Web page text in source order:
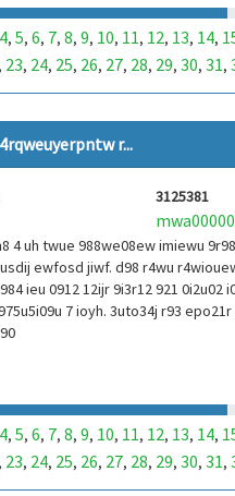
4, 5, 6, 7, 8, 9, 10, 11, 12, 13, 14,
, 23, 24, 25, 26, 27, 28, 29, 30, 31,
40,41,42,43,44,45,46,47,48,
,102,103,104,105,106,107,
,114,115,116,
,126,127,128,129,130,131,
141,142,143
153,154,155,
161,162,163,164,165 ,166,167,
,174,175,176,177,178,179 ,
,186, 187,188,189 ,190,191,
,234,235,236,237,238,239,
245, 246, 247,248,249,250 ,251,
, 258,259,260,261,262,263 ,
r...
3125381
4 uh twue 988we08ew imiewu
ewfosd jiwf. d98 r4wu
ieu 0912 12ijr 9i3r12 921 0i2u02
7 ioyh. 3uto34j r93 epo21r
4, 5, 6, 7, 8, 9, 10, 11, 12, 13, 14,
, 23, 24, 25, 26, 27, 28, 29, 30, 31,
40,41,42,43,44,45,46,47,48,